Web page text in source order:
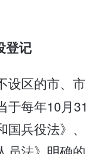
记
设区的市、市
于每年10月31
兵役法》、